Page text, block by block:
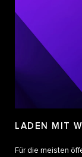
LADEN MIT
Für die meisten